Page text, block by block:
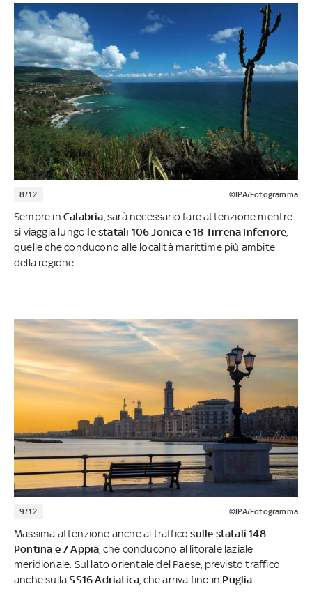
8/12 ©IPA/Fotogramma
Sempre in Calabria, sarà necessario fare attenzione mentre
si viaggia lungo le statali 106 Jonica e 18 Tirrena Inferiore,
quelle che conducono alle località marittime più ambite
della regione
9/12 ©IPA/Fotogramma
Massima attenzione anche al trafficosulle statali 148
Pontina e 7 Appia, che conducono al litorale laziale
meridionale. Sul lato orientale del Paese, previsto traffico
anche sullaSS16 Adriatica, che arriva fino in Puglia